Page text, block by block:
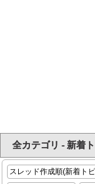
全カテゴリ - 新着
スレッド作成順(新着ト